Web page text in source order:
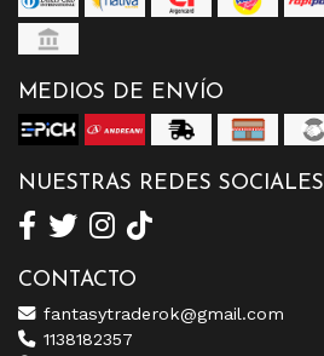
MEDIOS DE ENVÍO
NUESTRAS REDES SOCIALES
CONTACTO
fantasytraderok@gmail.com
1138182357